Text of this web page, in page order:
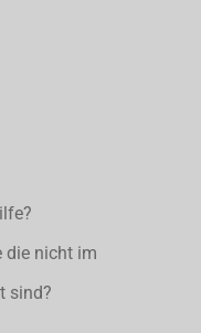
die nicht im
sind?